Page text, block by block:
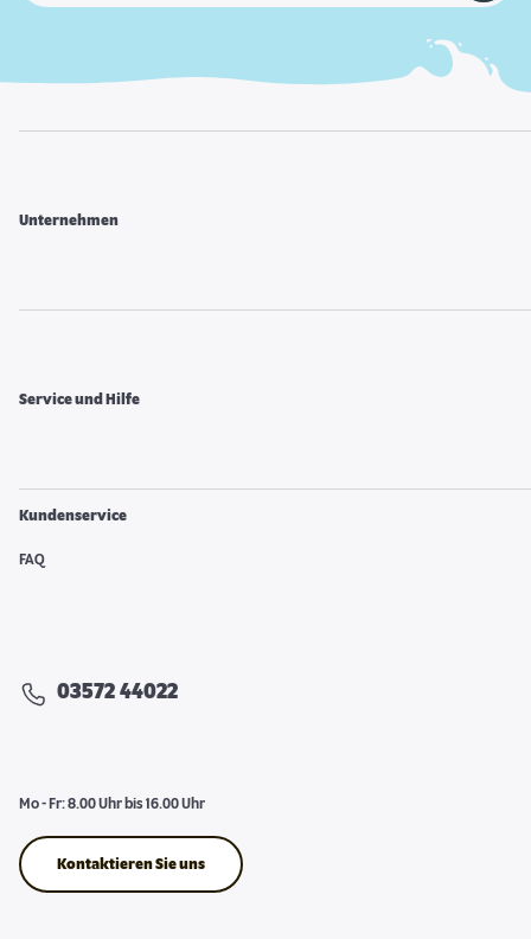
Unternehmen
Service und Hilfe
Kundenservice
FAQ
03572 44022
Mo - Fr: 8.00 Uhr bis 16.00 Uhr
Kontaktieren Sie uns